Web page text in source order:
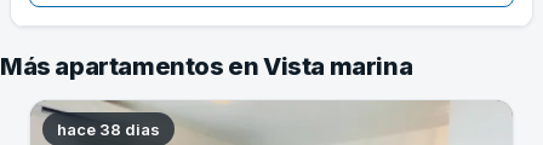
Más apartamentos en Vista marina
hace 38 dias